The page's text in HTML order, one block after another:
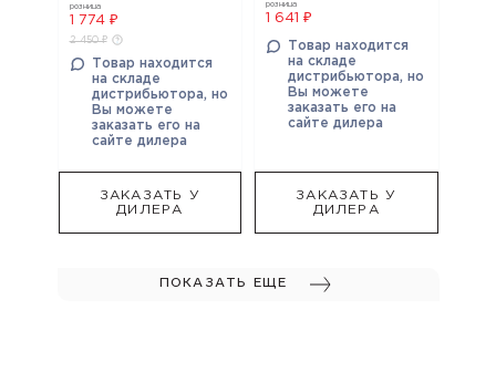
розница
1 774 ₽
2 450 ₽
Товар находится
на складе
дистрибьютора, но
Вы можете
заказать его на
сайте дилера
ЗАКАЗАТЬ У
ДИЛЕРА
розница
1 641 ₽
Товар находится
на складе
дистрибьютора, но
Вы можете
заказать его на
сайте дилера
ЗАКАЗАТЬ У
ДИЛЕРА
ПОКАЗАТЬ ЕЩЕ